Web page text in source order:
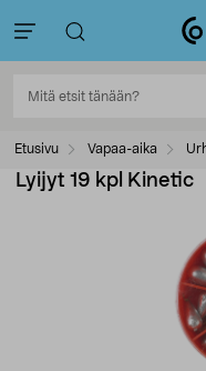
Etusivu Vapaa-aika
Lyijyt 19 kpl Kinetic